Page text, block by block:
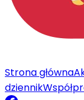
Strona główna
dziennik